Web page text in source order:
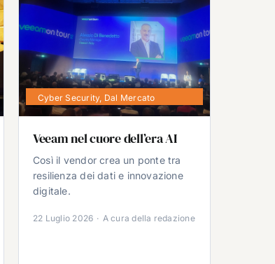
Cyber Security, Dal Mercato
Veeam nel cuore dell’era AI
Così il vendor crea un ponte tra
resilienza dei dati e innovazione
digitale.
22 Luglio 2026 · A cura della redazione